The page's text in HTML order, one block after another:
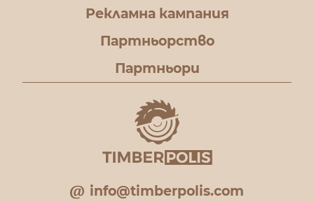
Рекламна кампания
Партньорство
Партньори
info@timberpolis.com